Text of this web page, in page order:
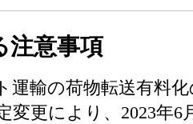
注意事項
運輸の荷物転送有料
更により、2023年6